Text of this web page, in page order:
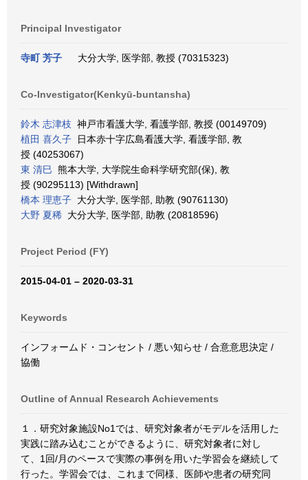
Principal Investigator
寺町 芳子 大分大学, 医学部, 教授 (70315323)
Co-Investigator(Kenkyū-buntansha)
鈴木 志津枝 神戸市看護大学, 看護学部, 教授 (00149709)
植田 喜久子 日本赤十字広島看護大学, 看護学部, 教
授 (40253067)
東 清巳 熊本大学, 大学院生命科学研究部(保), 教
授 (90295113) [Withdrawn]
橋本 理恵子 大分大学, 医学部, 助教 (90761130)
大野 夏稀 大分大学, 医学部, 助教 (20818596)
Project Period (FY)
2015-04-01 – 2020-03-31
Keywords
インフォームド・コンセント / 悪い知らせ / 合意意思決定 /
協働
Outline of Annual Research Achievements
１．研究対象施設No1では、研究対象者がモデルを活用した
実践に踏み込むことができるように、研究対象者に対し
て、1回/月のペースで実際の事例を用いた学習会を継続して
行った。学習会では、これまで同様、医師や患者の研究同